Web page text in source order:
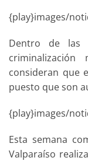
{play}images/
Dentro de las
consideran que
puesto que son
{play}images/
Esta semana
Valparaíso